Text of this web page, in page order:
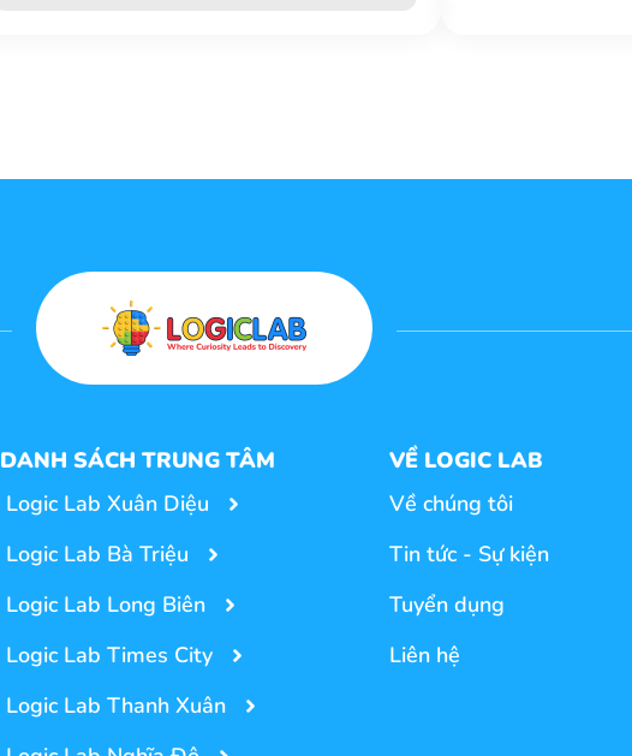
DANH SÁCH TRUNG TÂM
Logic Lab Xuân Diệu
Logic Lab Bà Triệu
Logic Lab Long Biên
Logic Lab Times City
Logic Lab Thanh Xuân
VỀ LOGIC LAB
Về chúng tôi
Tin tức - Sự kiện
Tuyển dụng
Liên hệ